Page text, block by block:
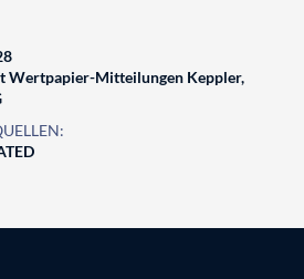
Wertpapier-Mitteilungen Keppler,